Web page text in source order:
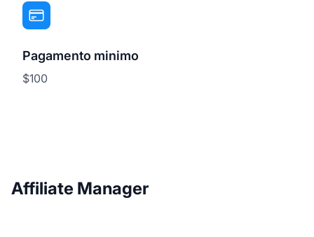
Pagamento minimo
$100
Affiliate Manager